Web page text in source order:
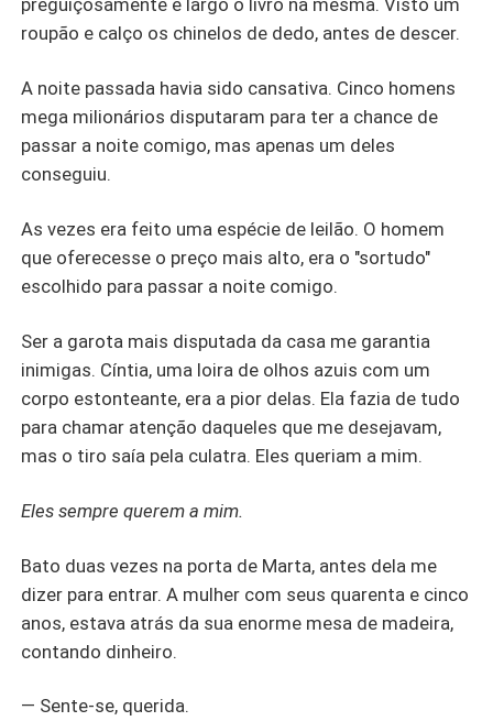
preguiçosamente e largo o livro na mesma. Visto um
roupão e calço os chinelos de dedo, antes de descer.
A noite passada havia sido cansativa. Cinco homens
mega milionários disputaram para ter a chance de
passar a noite comigo, mas apenas um deles
conseguiu.
As vezes era feito uma espécie de leilão. O homem
que oferecesse o preço mais alto, era o "sortudo"
escolhido para passar a noite comigo.
Ser a garota mais disputada da casa me garantia
inimigas. Cíntia, uma loira de olhos azuis com um
corpo estonteante, era a pior delas. Ela fazia de tudo
para chamar atenção daqueles que me desejavam,
mas o tiro saía pela culatra. Eles queriam a mim.
Eles sempre querem a mim.
Bato duas vezes na porta de Marta, antes dela me
dizer para entrar. A mulher com seus quarenta e cinco
anos, estava atrás da sua enorme mesa de madeira,
contando dinheiro.
— Sente-se, querida.